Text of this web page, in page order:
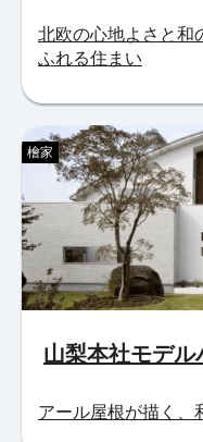
北欧の心地よさと和
ふれる住まい
山梨本社モデル
檜家
アール屋根が描く、